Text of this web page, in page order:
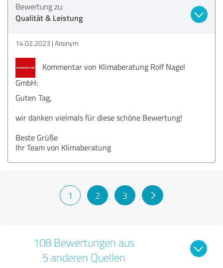
Bewertung zu:
Qualität & Leistung
14.02.2023 Anonym
Kommentar von Klimaberatung Rolf Nagel
GmbH:
Guten Tag,
wir danken vielmals für diese schöne Bewertung!
Beste Grüße
Ihr Team von Klimaberatung
1 2 3
108 Bewertungen aus
5 anderen Quellen